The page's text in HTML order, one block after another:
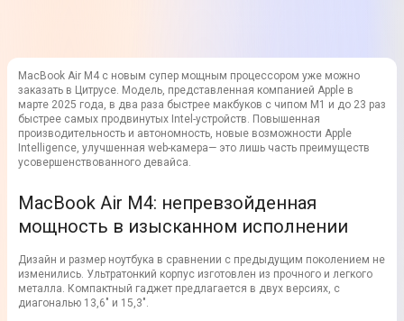
MacBook Air M4 с новым супер мощным процессором уже можно
заказать в Цитрусе. Модель, представленная компанией Apple в
марте 2025 года, в два раза быстрее макбуков с чипом M1 и до 23 раз
быстрее самых продвинутых Intel-устройств. Повышенная
производительность и автономность, новые возможности Apple
Intelligence, улучшенная web-камера— это лишь часть преимуществ
усовершенствованного девайса.
MacBook Air M4: непревзойденная
мощность в изысканном исполнении
Дизайн и размер ноутбука в сравнении с предыдущим поколением не
изменились. Ультратонкий корпус изготовлен из прочного и легкого
металла. Компактный гаджет предлагается в двух версиях, с
диагональю 13,6" и 15,3".